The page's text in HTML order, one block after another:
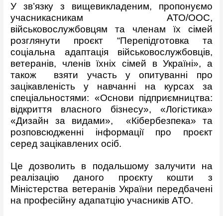
У зв’язку з вищевикладеним, пропонуємо
учасникасникам АТО/ООС,
військовослужбовцям та членам їх сімей
розглянути проєкт “Перепідготовка та
соціальна адаптація військовослужбовців,
ветеранів, членів їхніх сімей в Україні», а
також взяти участь у опитуванні про
зацікавленість у навчанні на курсах за
спеціальностями: «Основи підприємництва:
відкриття власного бізнесу», «Логістика»
«Дизайн за видами», «Кібербезпека» та
розповсюдженні інформації про проєкт
серед зацікавлених осіб.
Це дозволить в подальшому залучити на
реалізацію даного проєкту кошти з
Міністерства ветеранів України передбачені
на професійну адапатцію учасників АТО.